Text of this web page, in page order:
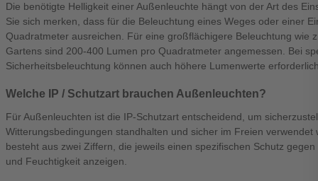
Die benötigte Helligkeit einer Außenleuchte hängt von der Art des
Sie sich merken, dass für die Beleuchtung eines Weges oder einer
Quadratmeter ausreichen. Für eine großflächigere Beleuchtung wie
Gartens sind 200-400 Lumen pro Quadratmeter angemessen. Bei
Sicherheitsbeleuchtung können auch höhere Lumenwerte
Welche IP / Schutzart brauchen Außenleuchten?
Für Außenleuchten ist die IP-Schutzart entscheidend, um
Witterungsbedingungen standhalten und sicher im Freien verwendet
besteht aus zwei Ziffern, die jeweils einen spezifischen Schutz
und Feuchtigkeit anzeigen.